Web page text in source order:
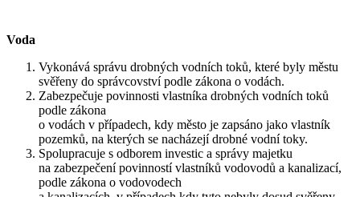
Voda
Vykonává správu drobných vodních toků, které byly městu
svěřeny do správcovství podle zákona o vodách.
Zabezpečuje povinnosti vlastníka drobných vodních toků
podle zákona
o vodách v případech, kdy město je zapsáno jako vlastník
pozemků, na kterých se nacházejí drobné vodní toky.
Spolupracuje s odborem investic a správy majetku
na zabezpečení povinností vlastníků vodovodů a kanalizací,
podle zákona o vodovodech